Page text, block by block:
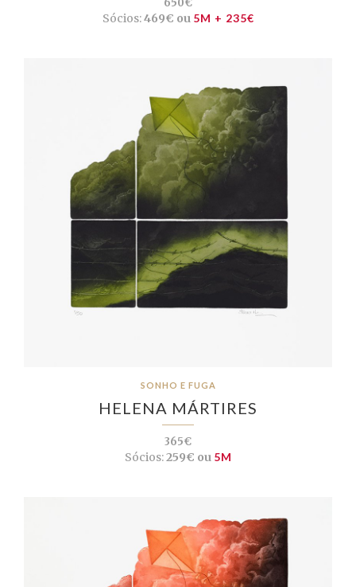
Sócios:469€ ou 5M + 235€
SONHO E FUGA
HELENA MÁRTIRES
365€
Sócios:259€ ou 5M